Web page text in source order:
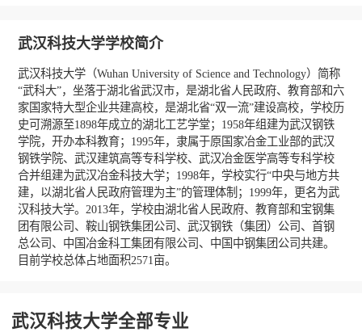
什么？食品营养与检验教育主要研究食品科?
武汉科技大学学校简介
武汉科技大学（Wuhan University of Science and Technology）简称
“武科大”，坐落于湖北省武汉市，是湖北省人民政府、教育部和六
家国家特大型企业共建高校，是湖北省“双一流”建设高校，学校历
史可溯源至1898年成立的湖北工艺学堂；1958年组建为武汉钢铁
学院，开办本科教育；1995年，隶属于原国家冶金工业部的武汉
钢铁学院、武汉建筑高等专科学校、武汉冶金医学高等专科学校
合并组建为武汉冶金科技大学；1998年，学校实行“中央与地方共
建，以湖北省人民政府管理为主”的管理体制；1999年，更名为武
汉科技大学。2013年，学校由湖北省人民政府、教育部和宝钢集
团有限公司、鞍山钢铁集团公司、武汉钢铁（集团）公司、首钢
总公司、中国冶金科工集团有限公司、中国中钢集团公司共建。
目前学校总体占地面积2571亩。
武汉科技大学全部专业